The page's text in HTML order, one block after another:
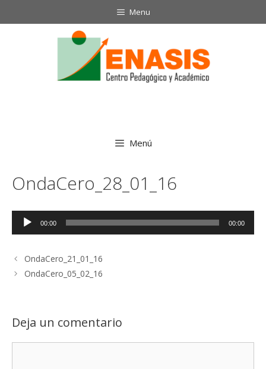
Menu
Menú
OndaCero_28_01_16
Reproductor
00:00 00:00
OndaCero_21_01_16
OndaCero_05_02_16
Deja un comentario